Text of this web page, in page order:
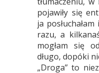
pojawiły się
ja
razu, a
mogłam się
długo, dopóki
„Droga” to